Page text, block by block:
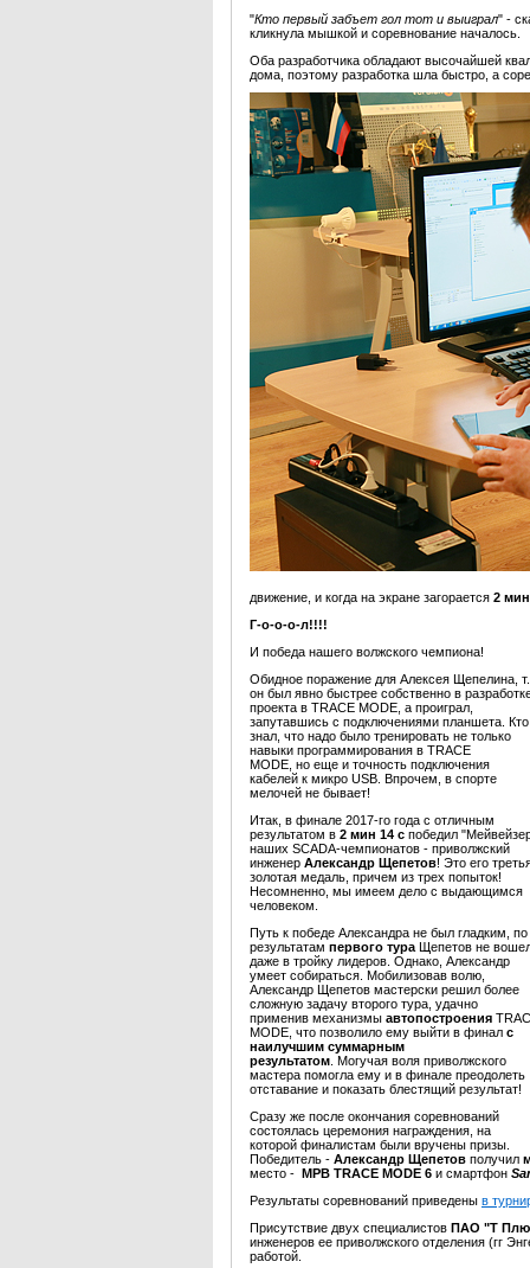
"Кто первый забъет гол тот и выиграл" -
кликнула мышкой и соревнование началось.
Оба разработчика обладают высочайшей
дома, поэтому разработка шла быстро, а
движение, и когда на экране загорается 2
Г-о-о-о-л!!!!
И победа нашего волжского чемпиона!
Обидное поражение для Алексея Щепелина,
он был явно быстрее собственно в
проекта в TRACE MODE, а проиграл,
запутавшись с подключениями планшета. Кто
знал, что надо было тренировать не только
навыки программирования в TRACE
MODE, но еще и точность подключения
кабелей к микро USB. Впрочем, в спорте
мелочей не бывает!
Итак, в финале 2017-го года с отличным
результатом в 2 мин 14 с победил
наших SCADA-чемпионатов - приволжский
инженер Александр Щепетов! Это его
золотая медаль, причем из трех попыток!
Несомненно, мы имеем дело с выдающимся
человеком.
Путь к победе Александра не был гладким, по
результатам первого тура Щепетов не
даже в тройку лидеров. Однако, Александр
умеет собираться. Мобилизовав волю,
Александр Щепетов мастерски решил более
сложную задачу второго тура, удачно
применив механизмы автопостроения
MODE, что позволило ему выйти в финал с
наилучшим суммарным
результатом . Могучая воля приволжского
мастера помогла ему и в финале преодолеть
отставание и показать блестящий результат!
Сразу же после окончания соревнований
состоялась церемония награждения, на
которой финалистам были вручены призы.
Победитель - Александр Щепетов получил
место - МРВ TRACE MODE 6 и смартфон
Результаты соревнований приведены в
Присутствие двух специалистов ПАО "Т
инженеров ее приволжского отделения (гг
работой.